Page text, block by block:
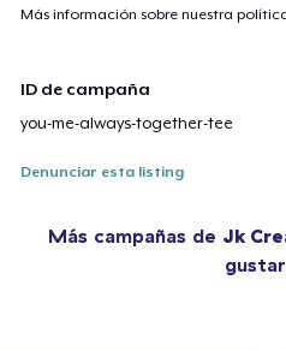
Más información sobre nuestra
ID de campaña
you-me-always-together-tee
Denunciar esta listing
Más campañas de Jk